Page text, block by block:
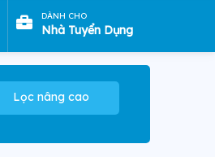
DÀNH CHO
Nhà Tuyển Dụng
Lọc nâng cao